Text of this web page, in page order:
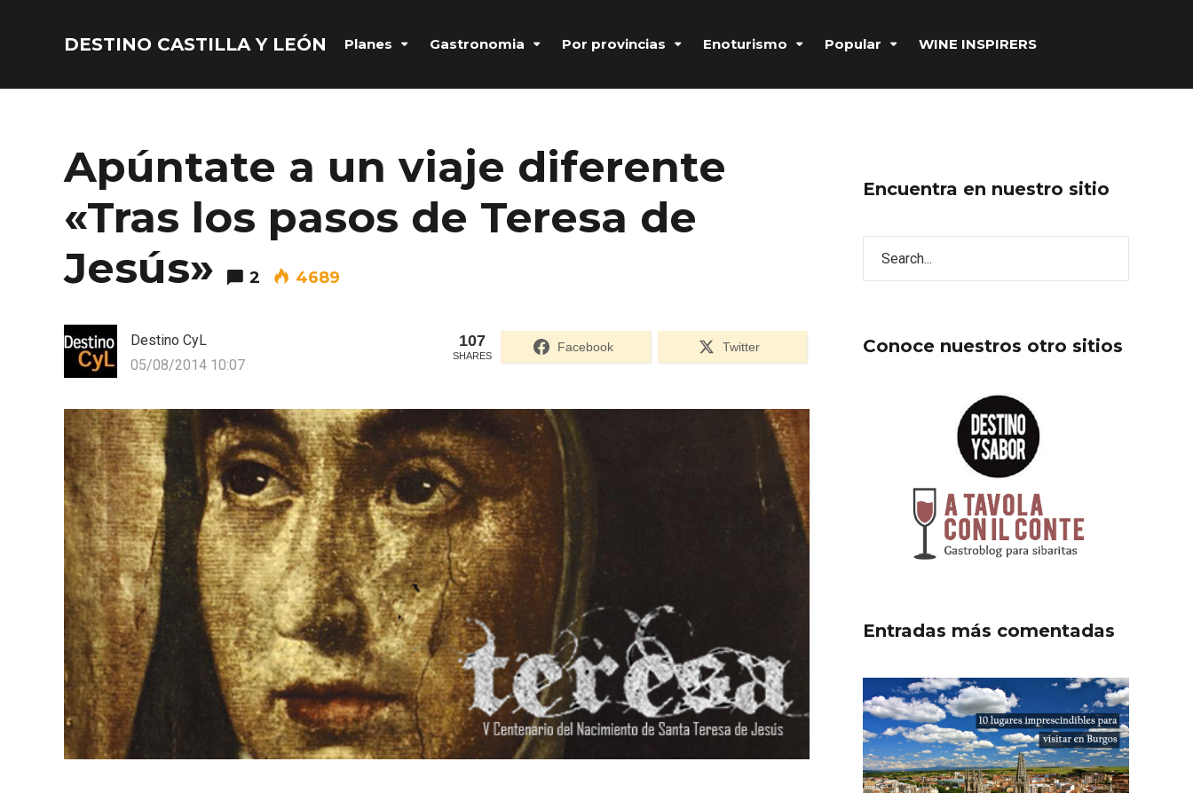
DESTINO CASTILLA Y LEÓN Planes Gastronomia Por provincias Enoturismo Popular WINE INSPIRERS
Apúntate a un viaje diferente
«Tras los pasos de Teresa de
Jesús»
2 4689
Destino CyL
05/08/2014 10:07
107
SHARES
Facebook Twitter
Encuentra en nuestro sitio
Conoce nuestros otro sitios
Entradas más comentadas
Nombre de usuario o correo electrónico
Contraseña
Formulario de acceso protegido por
Login Lockdown
Recuérdame
ACCEDER
Ultimas entradas